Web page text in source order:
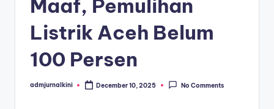
Maaf, Pemulihan
Listrik Aceh Belum
100 Persen
Posted
admjurnalkini December 10, 2025 No Comments